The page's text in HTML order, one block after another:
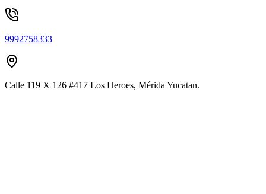
9992758333
Calle 119 X 126 #417 Los Heroes, Mérida Yucatan.